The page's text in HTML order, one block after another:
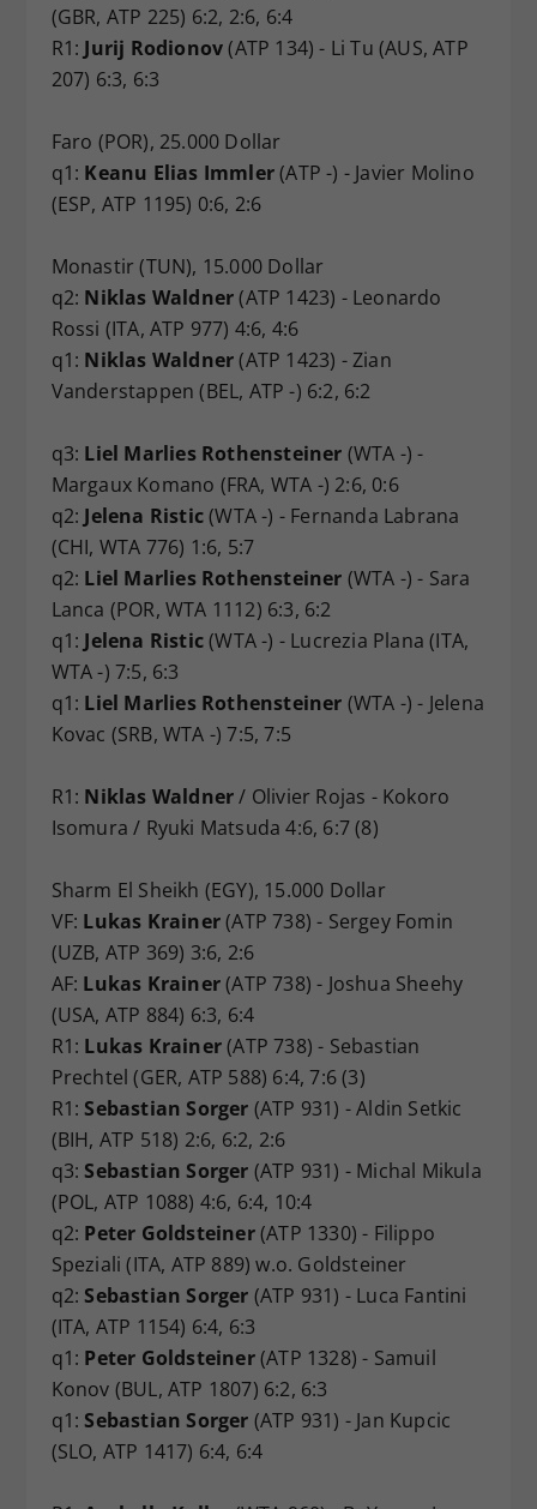
(GBR, ATP 225) 6:2, 2:6, 6:4
R1: Jurij Rodionov(ATP 134) - Li Tu (AUS, ATP
207) 6:3, 6:3
Faro (POR), 25.000 Dollar
q1: Keanu Elias Immler(ATP -) - Javier Molino
(ESP, ATP 1195) 0:6, 2:6
Monastir (TUN), 15.000 Dollar
q2: Niklas Waldner(ATP 1423) - Leonardo
Rossi (ITA, ATP 977) 4:6, 4:6
q1: Niklas Waldner(ATP 1423) - Zian
Vanderstappen (BEL, ATP -) 6:2, 6:2
q3: Liel Marlies Rothensteiner (WTA -) -
Margaux Komano (FRA, WTA -) 2:6, 0:6
q2: Jelena Ristic(WTA -) - Fernanda Labrana
(CHI, WTA 776) 1:6, 5:7
q2: Liel Marlies Rothensteiner (WTA -) - Sara
Lanca (POR, WTA 1112) 6:3, 6:2
q1: Jelena Ristic(WTA -) - Lucrezia Plana (ITA,
WTA -) 7:5, 6:3
q1: Liel Marlies Rothensteiner (WTA -) - Jelena
Kovac (SRB, WTA -) 7:5, 7:5
R1: Niklas Waldner/ Olivier Rojas - Kokoro
Isomura / Ryuki Matsuda 4:6, 6:7 (8)
Sharm El Sheikh (EGY), 15.000 Dollar
VF: Lukas Krainer(ATP 738) - Sergey Fomin
(UZB, ATP 369) 3:6, 2:6
AF: Lukas Krainer(ATP 738) - Joshua Sheehy
(USA, ATP 884) 6:3, 6:4
R1: Lukas Krainer(ATP 738) - Sebastian
Prechtel (GER, ATP 588) 6:4, 7:6 (3)
R1:Sebastian Sorger (ATP 931) - Aldin Setkic
(BIH, ATP 518) 2:6, 6:2, 2:6
q3:Sebastian Sorger (ATP 931) - Michal Mikula
(POL, ATP 1088) 4:6, 6:4, 10:4
q2: Peter Goldsteiner(ATP 1330) - Filippo
Speziali (ITA, ATP 889) w.o. Goldsteiner
q2:Sebastian Sorger (ATP 931) - Luca Fantini
(ITA, ATP 1154) 6:4, 6:3
q1: Peter Goldsteiner(ATP 1328) - Samuil
Konov (BUL, ATP 1807) 6:2, 6:3
q1:Sebastian Sorger (ATP 931) - Jan Kupcic
(SLO, ATP 1417) 6:4, 6:4